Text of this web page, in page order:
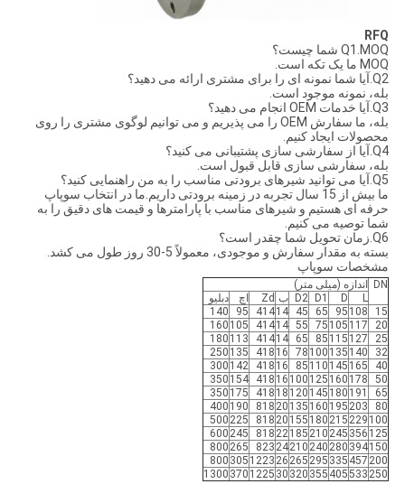
RFQ
Q1.MOQ شما چیست؟
MOQ ما یک تکه است.
Q2.آیا شما نمونه ای را برای مشتری ارائه می دهید؟
بله، نمونه موجود است.
Q3.آیا خدمات OEM انجام می دهید؟
بله، ما سفارش OEM را می پذیریم و می توانیم لوگوی مشتری را روی
محصولات ایجاد کنیم.
Q4.آیا از سفارشی سازی پشتیبانی می کنید؟
بله، سفارشی سازی قابل قبول است.
Q5.آیا می توانید شیرهای برودتی مناسب را به من راهنمایی کنید؟
ما بیش از 15 سال تجربه در زمینه برودتی داریم.ما در انتخاب سوپاپ
حرفه ای هستیم و شیرهای مناسب با پارامترها و قیمت های دقیق را به
شما توصیه می کنیم.
Q6.زمان تحویل شما چقدر است؟
بسته به مقدار سفارش و موجودی، معمولاً 5-30 روز طول می کشد.
مشخصات سوپاپ
DN اندازه (میلی متر)
L
D
D1
D2 ب Zd اچ
دبلیو
15
108
95
65
45
14
414
95
140
20
117
105
75
55
14
414
105
160
25
127
115
85
65
14
414
113
180
32
140
135
100
78
16
418
135
250
40
165
145
110
85
16
418
142
300
50
178
160
125
100
16
418
154
350
65
191
180
145
120
18
418
175
350
80
203
195
160
135
20
818
190
400
100
229
215
180
155
20
818
225
500
125
356
245
210
185
22
818
245
600
150
394
280
240
210
24
823
265
800
200
457
335
295
265
26
1223
305
800
250
533
405
355
320
30
1225
370
1300